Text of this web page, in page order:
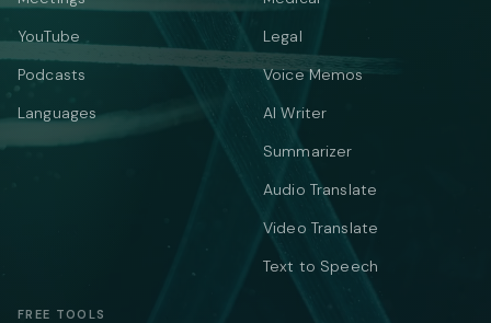
YouTube
Podcasts
Languages
Legal
Voice Memos
AI Writer
Summarizer
Audio Translate
Video Translate
Text to Speech
FREE TOOLS